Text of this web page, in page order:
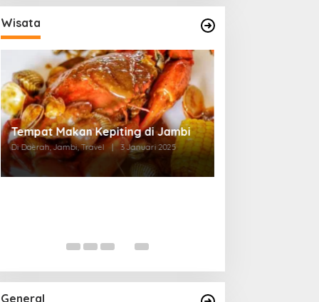
Wisata
Tempat Makan di Thehok Jambi
Di Daerah, Jambi, Travel | 3 Januari 2025
General